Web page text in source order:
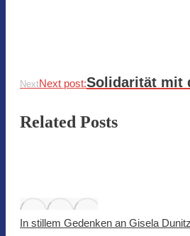
NextNext post:Solidarität mit
Related Posts
In stillem Gedenken an Gisela